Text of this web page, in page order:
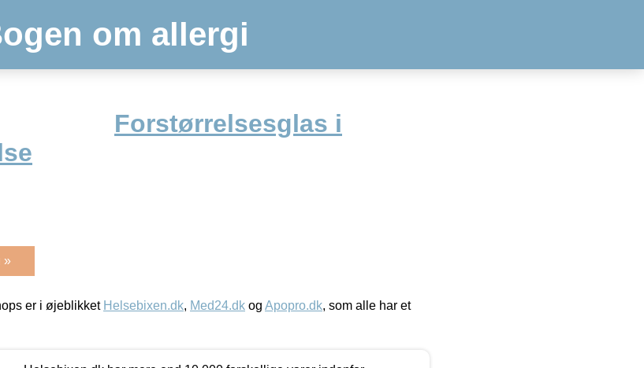
om allergi
Forstørrelsesglas i
»
er i øjeblikket Helsebixen.dk, Med24.dk og Apopro.dk, som alle har et